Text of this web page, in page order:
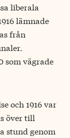
liberala
lämnade
från
som vägrade
och 1916 var
över till
stund genom